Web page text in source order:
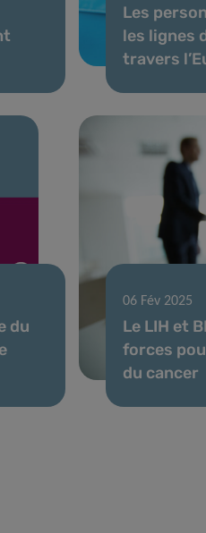
Les
les lignes
travers
du
06 Fév 2025
Le LIH et
forces
du cancer